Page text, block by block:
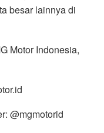
@mgmotorid